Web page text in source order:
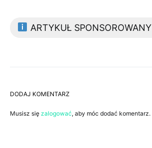
ARTYKUŁ SPONSOROWANY
DODAJ KOMENTARZ
Musisz się zalogować, aby móc dodać komentarz.